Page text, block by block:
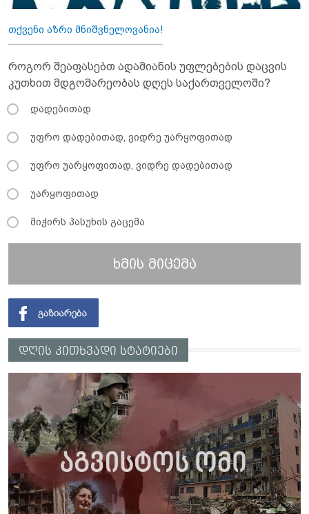
თქვენი აზრი მნიშვნელოვანია!
როგორ შეაფასებთ ადამიანის უფლებების დაცვის
კუთხით მდგომარეობას დღეს საქართველოში?
დადებითად
უფრო დადებითად, ვიდრე უარყოფითად
უფრო უარყოფითად, ვიდრე დადებითად
უარყოფითად
მიჭირს პასუხის გაცემა
ხმის მიცემა
დღის კითხვადი სტატიები